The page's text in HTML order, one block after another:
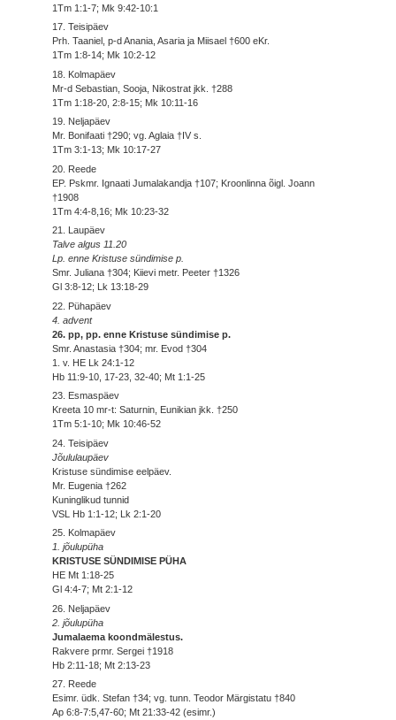
1Tm 1:1-7; Mk 9:42-10:1
17. Teisipäev
Prh. Taaniel, p-d Anania, Asaria ja Miisael †600 eKr.
1Tm 1:8-14; Mk 10:2-12
18. Kolmapäev
Mr-d Sebastian, Sooja, Nikostrat jkk. †288
1Tm 1:18-20, 2:8-15; Mk 10:11-16
19. Neljapäev
Mr. Bonifaati †290; vg. Aglaia †IV s.
1Tm 3:1-13; Mk 10:17-27
20. Reede
EP. Pskmr. Ignaati Jumalakandja †107; Kroonlinna õigl. Joann
†1908
1Tm 4:4-8,16; Mk 10:23-32
21. Laupäev
Talve algus 11.20
Lp. enne Kristuse sündimise p.
Smr. Juliana †304; Kiievi metr. Peeter †1326
Gl 3:8-12; Lk 13:18-29
22. Pühapäev
4. advent
26. pp, pp. enne Kristuse sündimise p.
Smr. Anastasia †304; mr. Evod †304
1. v. HE Lk 24:1-12
Hb 11:9-10, 17-23, 32-40; Mt 1:1-25
23. Esmaspäev
Kreeta 10 mr-t: Saturnin, Eunikian jkk. †250
1Tm 5:1-10; Mk 10:46-52
24. Teisipäev
Jõululaupäev
Kristuse sündimise eelpäev.
Mr. Eugenia †262
Kuninglikud tunnid
VSL Hb 1:1-12; Lk 2:1-20
25. Kolmapäev
1. jõulupüha
KRISTUSE SÜNDIMISE PÜHA
HE Mt 1:18-25
Gl 4:4-7; Mt 2:1-12
26. Neljapäev
2. jõulupüha
Jumalaema koondmälestus.
Rakvere prmr. Sergei †1918
Hb 2:11-18; Mt 2:13-23
27. Reede
Esimr. üdk. Stefan †34; vg. tunn. Teodor Märgistatu †840
Ap 6:8-7:5,47-60; Mt 21:33-42 (esimr.)